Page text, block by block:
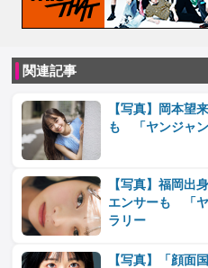
関連記事
【写真】岡本望
も 「ヤンジャ
【写真】福岡出
エンサーも 「ヤ
ラリー
【写真】「顔面